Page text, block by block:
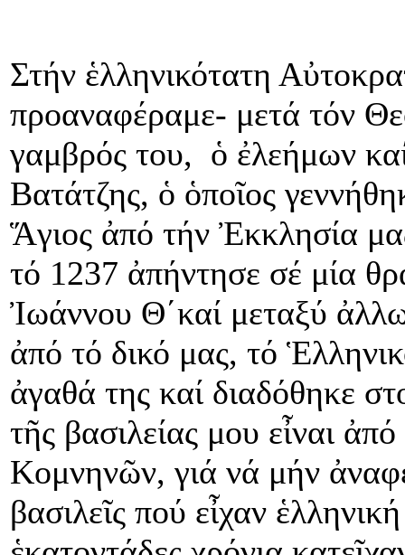
Στήν ἑλληνικότατη
προαναφέραμε- μετά τόν
γαμβρός του, ὁ ἐλεήμων
Βατάτζης, ὁ ὁποῖος
Ἅγιος ἀπό τήν Ἐκκλησία
τό 1237 ἀπήντησε σέ μία
Ἰωάννου Θ΄καί μεταξύ
ἀπό τό δικό μας, τό
ἀγαθά της καί διαδόθηκε
τῆς βασιλείας μου εἶναι
Κομνηνῶν, γιά νά μήν
βασιλεῖς πού εἶχαν